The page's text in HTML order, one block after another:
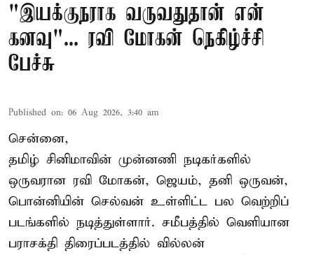
"இயக்குநராக வருவதுதான் என்
கனவு"... ரவி மோகன் நெகிழ்ச்சி
பேச்சு
Published on: 06 Aug 2026, 3:40 am
சென்னை,
தமிழ் சினிமாவின் முன்னணி நடிகர்களில்
ஒருவரான ரவி மோகன், ஜெயம், தனி ஒருவன்,
பொன்னியின் செல்வன் உள்ளிட்ட பல வெற்றிப்
படங்களில் நடித்துள்ளார். சமீபத்தில் வெளியான
பராசக்தி திரைப்படத்தில் வில்லன்